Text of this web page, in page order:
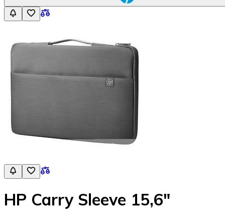
HP Carry Sleeve 15,6"